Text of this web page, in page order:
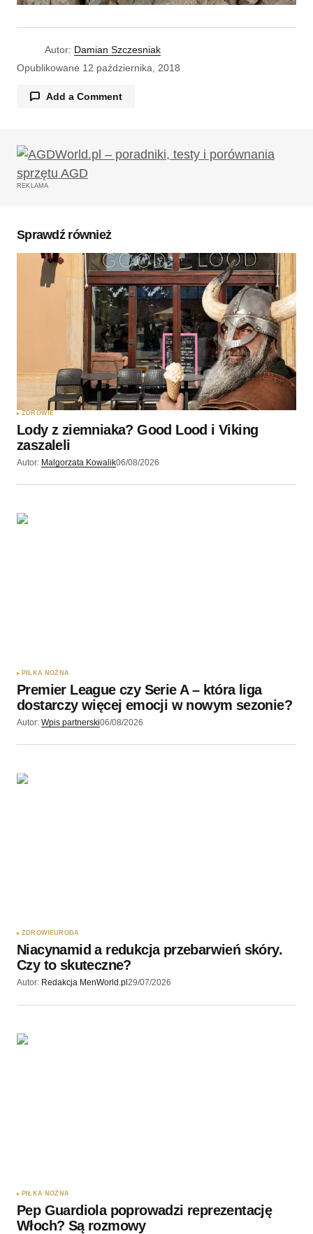
Autor: Damian Szczesniak
Opublikowane 12 października, 2018
Add a Comment
Twój adres email nie zostanie opublikowany.
Wymagane pola są oznaczone
*
Twój adres e-mail*
Zapamiętaj moje dane w tej przeglądarce podczas
pisania kolejnych komentarzy.
Wyślij komentarz
REKLAMA
Sprawdź również
ZDROWIE
Lody z ziemniaka? Good Lood i Viking
zaszaleli
Autor: Malgorzata Kowalik06/08/2026
PIŁKA NOŻNA
Premier League czy Serie A – która liga
dostarczy więcej emocji w nowym sezonie?
Autor: Wpis partnerski06/08/2026
ZDROWIEURODA
Niacynamid a redukcja przebarwień skóry.
Czy to skuteczne?
Autor: Redakcja MenWorld.pl 29/07/2026
PIŁKA NOŻNA
Pep Guardiola poprowadzi reprezentację
Włoch? Są rozmowy